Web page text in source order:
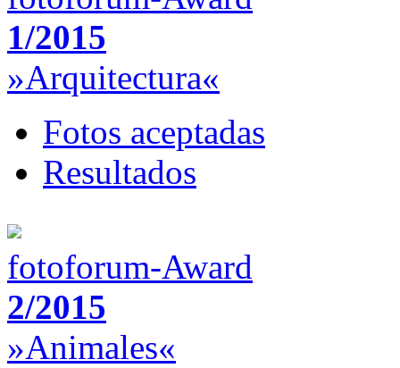
1/2015
»Arquitectura«
Fotos aceptadas
Resultados
fotoforum-Award
2/2015
»Animales«